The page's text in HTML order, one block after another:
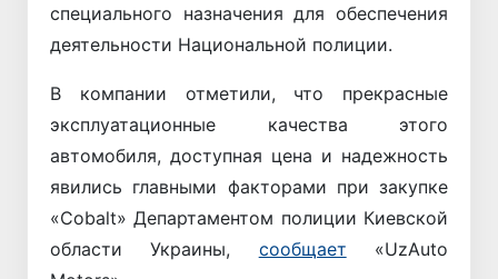
специального назначения для обеспечения
деятельности Национальной полиции.
В компании отметили, что прекрасные
эксплуатационные качества этого
автомобиля, доступная цена и надежность
явились главными факторами при закупке
«Cobalt» Департаментом полиции Киевской
области Украины, сообщает «UzAuto